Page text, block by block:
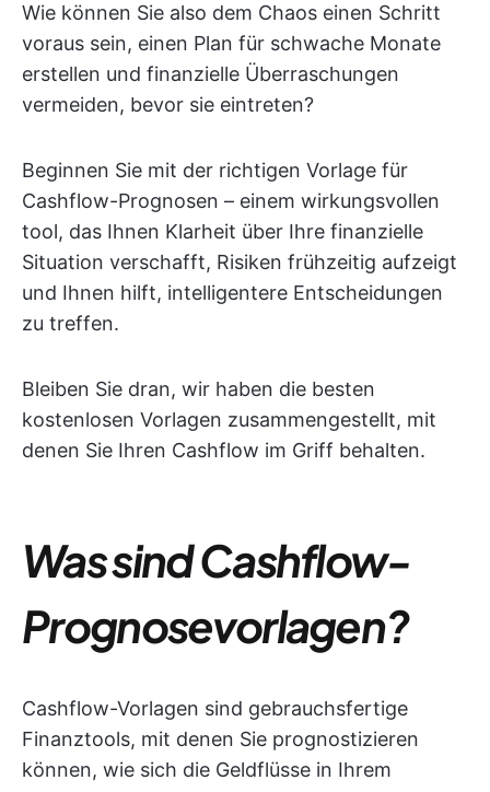
Wie können Sie also dem Chaos einen Schritt
voraus sein, einen Plan für schwache Monate
erstellen und finanzielle Überraschungen
vermeiden, bevor sie eintreten?
Beginnen Sie mit der richtigen Vorlage für
Cashflow-Prognosen – einem wirkungsvollen
tool, das Ihnen Klarheit über Ihre finanzielle
Situation verschafft, Risiken frühzeitig aufzeigt
und Ihnen hilft, intelligentere Entscheidungen
zu treffen.
Bleiben Sie dran, wir haben die besten
kostenlosen Vorlagen zusammengestellt, mit
denen Sie Ihren Cashflow im Griff behalten.
Was sind Cashflow-
Prognosevorlagen?
Cashflow-Vorlagen sind gebrauchsfertige
Finanztools, mit denen Sie prognostizieren
können, wie sich die Geldflüsse in Ihrem